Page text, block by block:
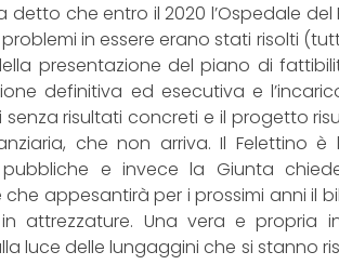
detto che entro il 2020 l’Ospedale
in essere erano stati risolti
presentazione del piano di
definitiva ed esecutiva e
risultati concreti e il progetto
che non arriva. Il Felettino
pubbliche e invece la Giunta
appesantirà per i prossimi anni il
attrezzature. Una vera e propria
luce delle lungaggini che si stanno